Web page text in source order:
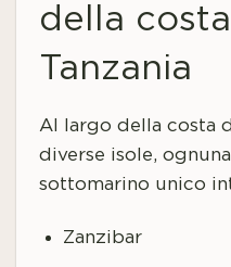
della
Tanzania
Al largo della costa
diverse isole,
sottomarino unico
Zanzibar